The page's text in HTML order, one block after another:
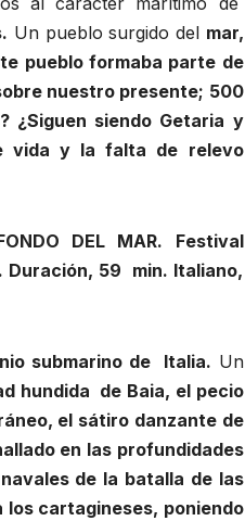
Un pueblo surgido del mar,
pueblo formaba parte de
nuestro presente; 500
¿Siguen siendo Getaria y
vida y la falta de relevo
DEL MAR.
Festival
Duración, 59 min. Italiano,
submarino de Italia. Un
hundida de Baia, el pecio
el sátiro danzante de
en las profundidades
de la batalla de las
los cartagineses, poniendo